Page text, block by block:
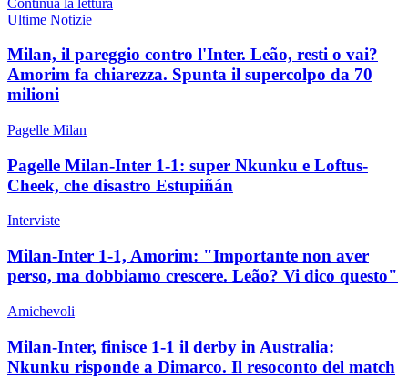
Ultime Notizie
Milan, il pareggio contro l'Inter. Leão, resti o vai?
Amorim fa chiarezza. Spunta il supercolpo da 70
milioni
Pagelle Milan
Pagelle Milan-Inter 1-1: super Nkunku e Loftus-
Cheek, che disastro Estupiñán
Interviste
Milan-Inter 1-1, Amorim: "Importante non aver
perso, ma dobbiamo crescere. Leão? Vi dico questo"
Amichevoli
Milan-Inter, finisce 1-1 il derby in Australia:
Nkunku risponde a Dimarco. Il resoconto del match